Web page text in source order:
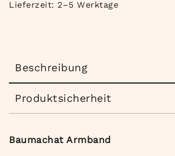
Lieferzeit: 2–5 Werktage
Beschreibung
Produktsicherheit
Baumachat Armband